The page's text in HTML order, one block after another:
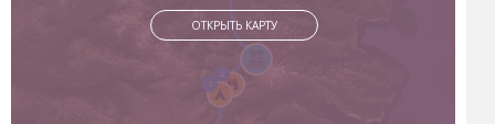
ОТКРЫТЬ КАРТУ